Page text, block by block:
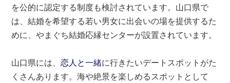
を公的に認定する制度も検討されています。山口県で
は、結婚を希望する若い男女に出会いの場を提供するた
めに、やまぐち結婚応縁センターが設置されています。
山口県には、恋人と一緒に行きたいデートスポットがた
くさんあります。海や絶景を楽しめるスポットとして